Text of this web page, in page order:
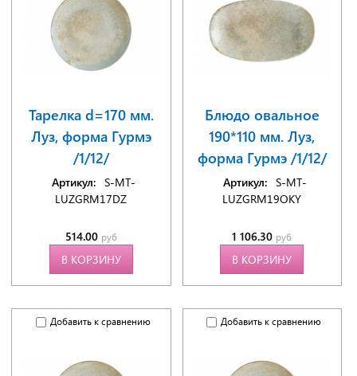
Тарелка d=170 мм.
Луз, форма Гурмэ
/1/12/
Артикул: S-MT-
LUZGRM17DZ
514.00 руб
В КОРЗИНУ
Блюдо овальное
190*110 мм. Луз,
форма Гурмэ /1/12/
Артикул: S-MT-
LUZGRM19OKY
1 106.30 руб
В КОРЗИНУ
Добавить к сравнению Добавить к сравнению